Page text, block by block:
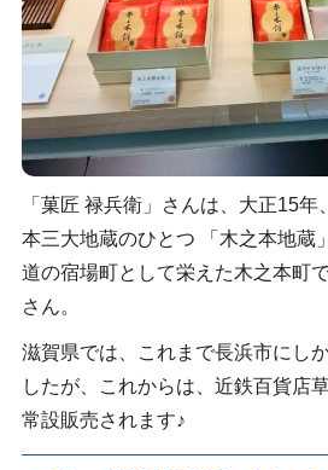
「菓匠 禄兵衛」さんは、大正15年
本三大地蔵のひとつ 「木之本地蔵
道の宿場町として栄えた木之本町
さん。
滋賀県では、これまで長浜市にし
したが、これからは、近鉄百貨店
常設販売されます♪